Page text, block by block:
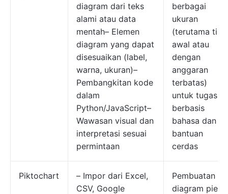
diagram dari teks
alami atau data
mentah– Elemen
diagram yang dapat
disesuaikan (label,
warna, ukuran)–
Pembangkitan kode
dalam
Python/JavaScript–
Wawasan visual dan
interpretasi sesuai
permintaan
berbagai
ukuran
(terutama tim
awal atau
dengan
anggaran
terbatas)
untuk tugas
berbasis
bahasa dan
bantuan
cerdas
Piktochart
– Impor dari Excel,
CSV, Google
Pembuatan
diagram pie